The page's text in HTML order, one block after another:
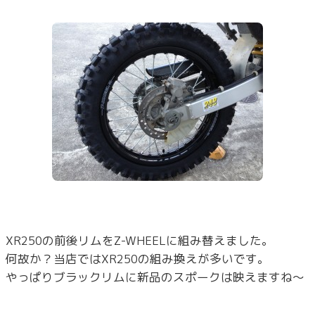
XR250の前後リムをZ-WHEELに組み替えました。
何故か？当店ではXR250の組み換えが多いです。
やっぱりブラックリムに新品のスポークは映えますね～